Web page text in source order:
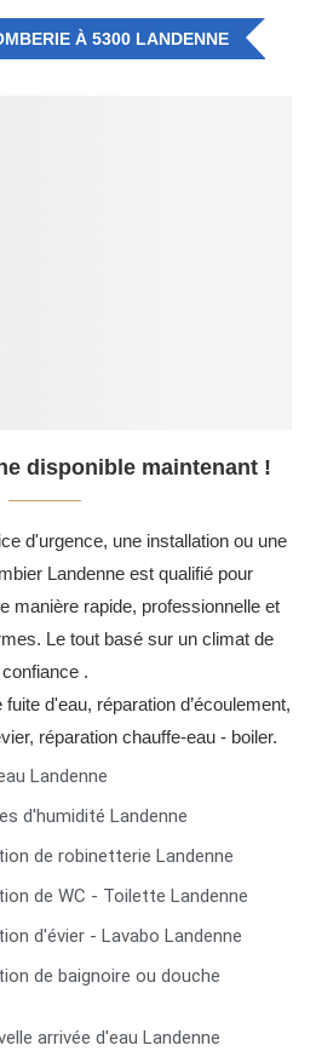
À 5300 LANDENNE
disponible maintenant !
d'urgence, une installation ou une
Landenne est qualifié pour
manière rapide, professionnelle et
Le tout basé sur un climat de
confiance .
d'eau, réparation d’écoulement,
réparation chauffe-eau - boiler.
Landenne
d'humidité Landenne
de robinetterie Landenne
de WC - Toilette Landenne
d'évier - Lavabo Landenne
de baignoire ou douche
arrivée d'eau Landenne